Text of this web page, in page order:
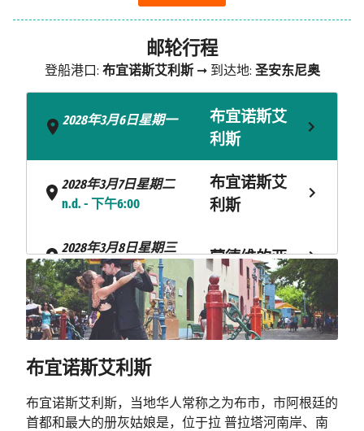
邮轮行程
登船港口: 布宜诺斯艾利斯➞ 到达地: 圣安东尼奥
2028年3月6日星期一
布宜诺斯艾
利斯
2028年3月7日星期二
n.d. - 下午6:00
布宜诺斯艾
利斯
2028年3月8日星期三
上午8:00 - 下午6:00
蒙德维的亚
2028年3月9日星期四 海上巡航
2028年3月10日星期五 海上巡航
2028年3月11日星期六
2028年3月12日星期日 海上巡航
布宜诺斯艾利斯
布宜诺斯艾利斯，当地华人常称之为布市，市阿根廷的
首都和最大的册灰姑娘是，位于拉 普拉塔河南岸、南